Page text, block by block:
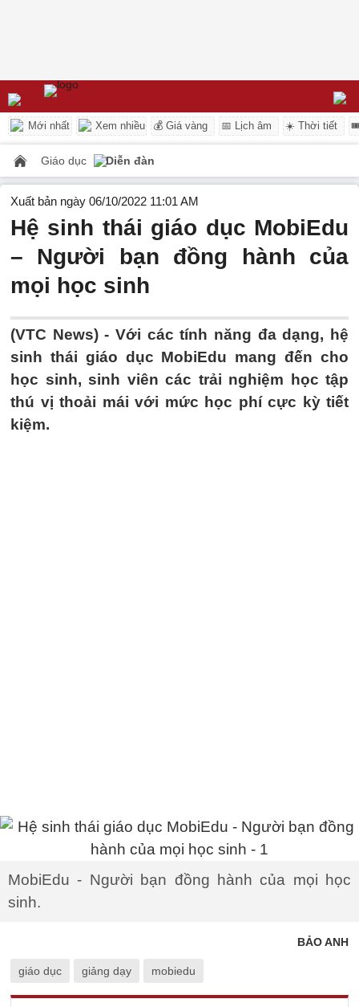
Mới nhất Xem nhiều 💰 Giá vàng 📅 Lịch âm ☀️ Thời tiết
Giáo dục Diễn đàn
Xuất bản ngày 06/10/2022 11:01 AM
Hệ sinh thái giáo dục MobiEdu
– Người bạn đồng hành của
mọi học sinh
(VTC News) - Với các tính năng đa dạng, hệ
sinh thái giáo dục MobiEdu mang đến cho
học sinh, sinh viên các trải nghiệm học tập
thú vị thoải mái với mức học phí cực kỳ tiết
kiệm.
MobiEdu - Người bạn đồng hành của mọi học
sinh.
BẢO ANH
giáo dục giảng dạy mobiedu